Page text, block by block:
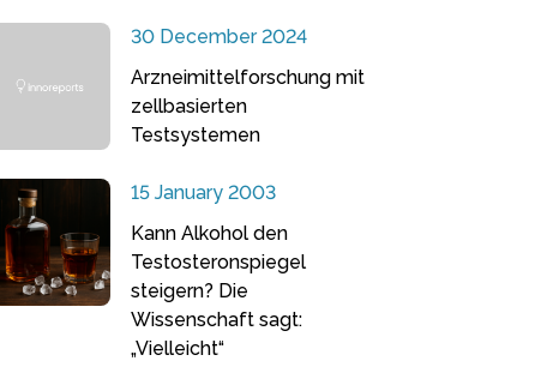
30 December 2024
Arzneimittelforschung mit
zellbasierten
Testsystemen
15 January 2003
Kann Alkohol den
Testosteronspiegel
steigern? Die
Wissenschaft sagt:
„Vielleicht“